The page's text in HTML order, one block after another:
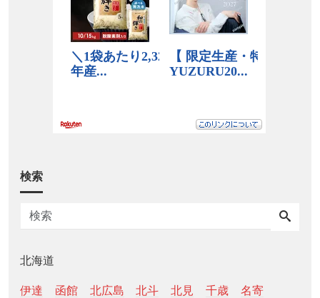
検索
北海道
伊達 函館 北広島 北斗 北見 千歳
名寄